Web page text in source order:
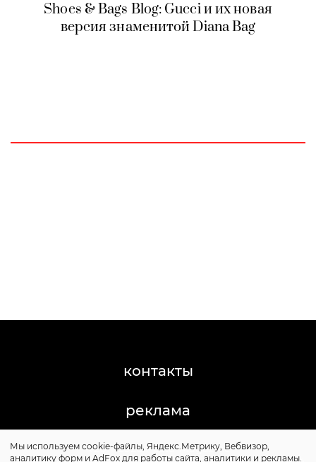
Shoes & Bags Blog: Gucci и их новая
версия знаменитой Diana Bag
контакты
реклама
©2011-2026 Posta-Magazine
Мы используем cookie-файлы, Яндекс.Метрику, Вебвизор,
аналитику форм и AdFox для работы сайта, аналитики и рекламы.